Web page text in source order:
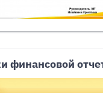
финансовой